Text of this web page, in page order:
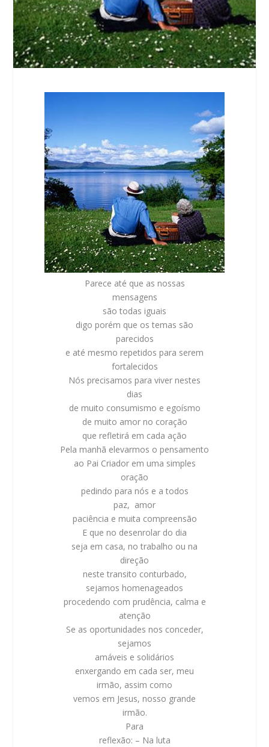
Parece até que as nossas
mensagens
são todas iguais
digo porém que os temas são
parecidos
e até mesmo repetidos para serem
fortalecidos
Nós precisamos para viver nestes
dias
de muito consumismo e egoísmo
de muito amor no coração
que refletirá em cada ação
Pela manhã elevarmos o pensamento
ao Pai Criador em uma simples
oração
pedindo para nós e a todos
paz, amor
paciência e muita compreensão
E que no desenrolar do dia
seja em casa, no trabalho ou na
direção
neste transito conturbado,
sejamos homenageados
procedendo com prudência, calma e
atenção
Se as oportunidades nos conceder,
sejamos
amáveis e solidários
enxergando em cada ser, meu
irmão, assim como
vemos em Jesus, nosso grande
irmão.
Para
reflexão: – Na luta